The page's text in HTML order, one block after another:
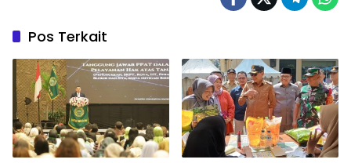
Pos Terkait